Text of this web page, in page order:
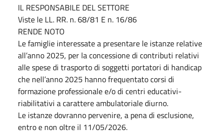
IL RESPONSABILE DEL SETTORE
Viste le LL. RR. n. 68/81 E n. 16/86
RENDE NOTO
Le famiglie interessate a presentare le istanze relative
all’anno 2025, per la concessione di contributi relativi
alle spese di trasporto di soggetti portatori di handicap
che nell’anno 2025 hanno frequentato corsi di
formazione professionale e/o di centri educativi-
riabilitativi a carattere ambulatoriale diurno.
Le istanze dovranno pervenire, a pena di esclusione,
entro e non oltre il 11/05/2026.